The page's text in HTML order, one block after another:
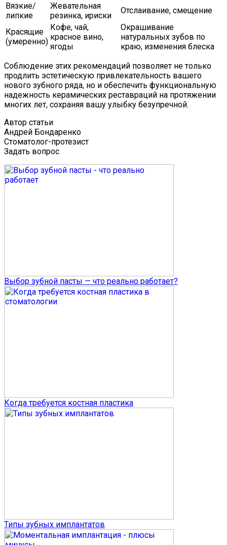
Вязкие/
липкие
Жевательная
резинка, ириски
Отслаивание, смещение
Красящие
(умеренно)
Кофе, чай,
красное вино,
ягоды
Окрашивание
натуральных зубов по
краю, изменения блеска
Соблюдение этих рекомендаций позволяет не только
продлить эстетическую привлекательность вашего
нового зубного ряда, но и обеспечить функциональную
надежность керамических реставраций на протяжении
многих лет, сохраняя вашу улыбку безупречной.
Автор статьи
Андрей Бондаренко
Стоматолог-протезист
Задать вопрос
Выбор зубной пасты — что реально работает?
Когда требуется костная пластика
Типы зубных имплантатов